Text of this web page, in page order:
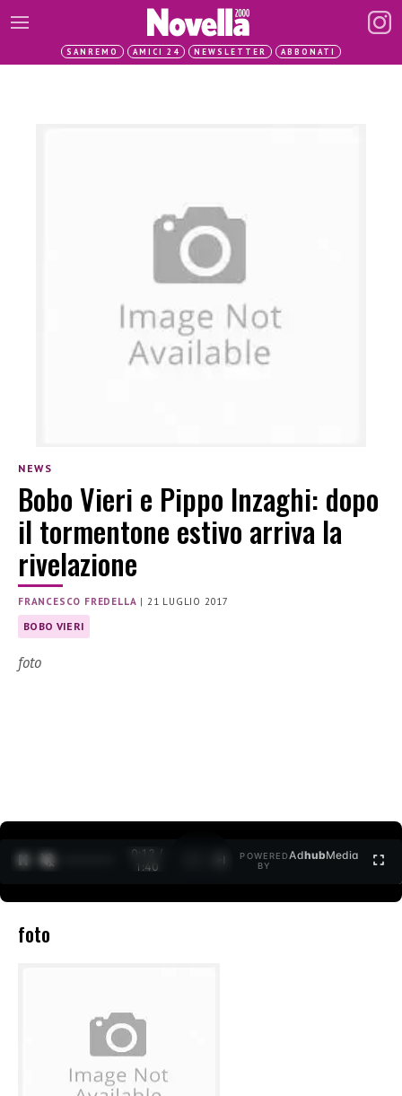
SANREMO AMICI 24 NEWSLETTER ABBONATI
NEWS
Bobo Vieri e Pippo Inzaghi: dopo
il tormentone estivo arriva la
rivelazione
FRANCESCO FREDELLA | 21 LUGLIO 2017
BOBO VIERI
foto
0:12 /
1:40
POWERED
BY
AdhubMedia
foto